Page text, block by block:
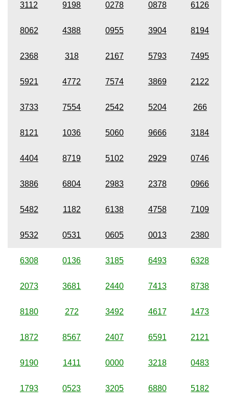
3112 9198 0278 0878 6126
8062 4388 0955 3904 8194
2368 318 2167 5793 7495
5921 4772 7574 3869 2122
3733 7554 2542 5204 266
8121 1036 5060 9666 3184
4404 8719 5102 2929 0746
3886 6804 2983 2378 0966
5482 1182 6138 4758 7109
9532 0531 0605 0013 2380
6308 0136 3185 6493 6328
2073 3681 2440 7413 8738
8180 272 3492 4617 1473
1872 8567 2407 6591 2121
9190 1411 0000 3218 0483
1793 0523 3205 6880 5182